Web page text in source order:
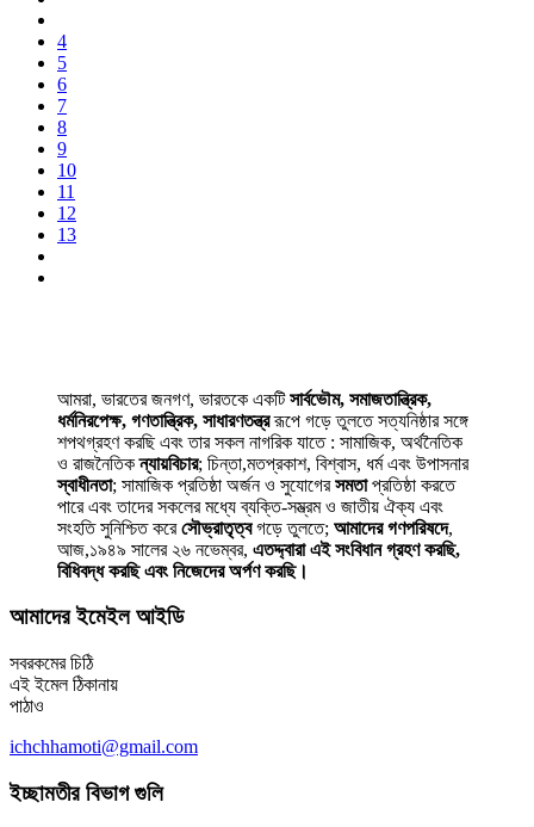
4
5
6
7
8
9
10
11
12
13
আমরা, ভারতের জনগণ, ভারতকে একটিসার্বভৌম, সমাজতান্ত্রিক,
ধর্মনিরপেক্ষ, গণতান্ত্রিক, সাধারণতন্ত্ররূপে গড়ে তুলতে সত্যনিষ্ঠার সঙ্গে
শপথগ্রহণ করছি এবং তার সকল নাগরিক যাতে : সামাজিক, অর্থনৈতিক
ও রাজনৈতিকন্যায়বিচার; চিন্তা,মতপ্রকাশ, বিশ্বাস, ধর্ম এবং উপাসনার
স্বাধীনতা; সামাজিক প্রতিষ্ঠা অর্জন ও সুযোগেরসমতাপ্রতিষ্ঠা করতে
পারে এবং তাদের সকলের মধ্যে ব্যক্তি-সম্ভ্রম ও জাতীয় ঐক্য এবং
সংহতি সুনিশ্চিত করেসৌভ্রাতৃত্বগড়ে তুলতে; আমাদের গণপরিষদে,
আজ,১৯৪৯ সালের ২৬ নভেম্বর, এতদ্দ্বারা এই সংবিধান গ্রহণ করছি,
বিধিবদ্ধ করছি এবং নিজেদের অর্পণ করছি।
আমাদের ইমেইল আইডি
সবরকমের চিঠি
এই ইমেল ঠিকানায়
পাঠাও
ichchhamoti@gmail.com
ইচ্ছামতীর বিভাগ গুলি